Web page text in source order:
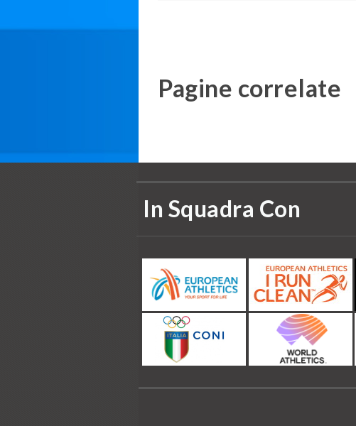
Pagine correlate
In Squadra Con